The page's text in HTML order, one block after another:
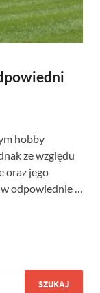
hobby
ze względu
oraz jego
odpowiednie …